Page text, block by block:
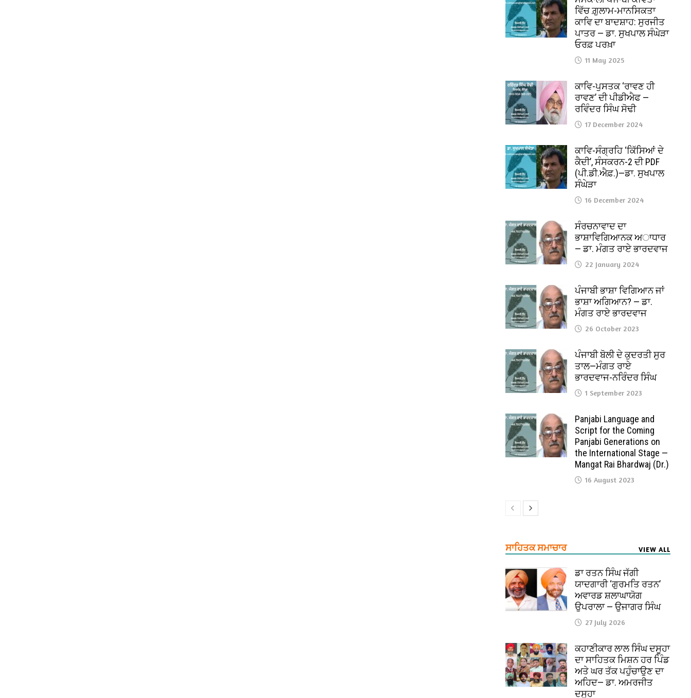
ਵਿੱਚ ਗ਼ੁਲਾਮ-ਮਾਨਸਿਕਤਾ
ਕਾਵਿ ਦਾ ਬਾਦਸ਼ਾਹ: ਸੁਰਜੀਤ
ਪਾਤਰ — ਡਾ. ਸੁਖਪਾਲ ਸੰਘੇੜਾ
ਓਰਫ਼ ਪਰਖ਼ਾ
11 May 2025
ਕਾਵਿ-ਪੁਸਤਕ ‘ਰਾਵਣ ਹੀ
ਰਾਵਣ’ ਦੀ ਪੀਡੀਐਫ —
ਰਵਿੰਦਰ ਸਿੰਘ ਸੋਢੀ
17 December 2024
ਕਾਵਿ-ਸੰਗ੍ਰਹਿ ‘ਕਿੱਸਿਆਂ ਦੇ
ਕੈਦੀ’, ਸੰਸਕਰਨ-2 ਦੀ PDF
(ਪੀ.ਡੀ.ਐਫ਼.)—ਡਾ. ਸੁਖਪਾਲ
ਸੰਘੇੜਾ
16 December 2024
ਸੰਰਚਨਾਵਾਦ ਦਾ
ਭਾਸ਼ਾਵਿਗਿਆਨਕ ਅਾਧਾਰ
— ਡਾ. ਮੰਗਤ ਰਾਏ ਭਾਰਦਵਾਜ
22 January 2024
ਪੰਜਾਬੀ ਭਾਸ਼ਾ ਵਿਗਿਆਨ ਜਾਂ
ਭਾਸ਼ਾ ਅਗਿਆਨ? — ਡਾ.
ਮੰਗਤ ਰਾਏ ਭਾਰਦਵਾਜ
26 October 2023
ਪੰਜਾਬੀ ਬੋਲੀ ਦੇ ਕੁਦਰਤੀ ਸੁਰ
ਤਾਲ—ਮੰਗਤ ਰਾਏ
ਭਾਰਦਵਾਜ-ਨਰਿੰਦਰ ਸਿੰਘ
1 September 2023
Panjabi Language and
Script for the Coming
Panjabi Generations on
the International Stage —
Mangat Rai Bhardwaj (Dr.)
16 August 2023
ਸਾਹਿਤਕ ਸਮਾਚਾਰ VIEW ALL
ਡਾ ਰਤਨ ਸਿੰਘ ਜੱਗੀ
ਯਾਦਗਾਰੀ ‘ਗੁਰਮਤਿ ਰਤਨ’
ਅਵਾਰਡ ਸ਼ਲਾਘਾਯੋਗ
ਉਪਰਾਲਾ — ਉਜਾਗਰ ਸਿੰਘ
27 July 2026
ਕਹਾਣੀਕਾਰ ਲਾਲ ਸਿੰਘ ਦਸੂਹਾ
ਦਾ ਸਾਹਿਤਕ ਮਿਸ਼ਨ ਹਰ ਪਿੰਡ
ਅਤੇ ਘਰ ਤੱਕ ਪਹੁੰਚਾਉਣ ਦਾ
ਅਹਿਦ— ਡਾ. ਅਮਰਜੀਤ
ਦਸੂਹਾ